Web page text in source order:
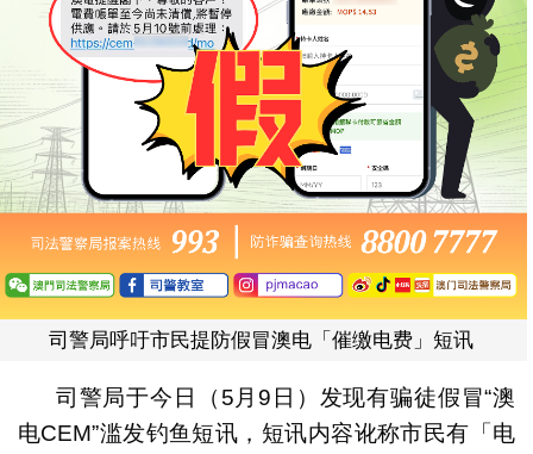
司警局呼吁市民提防假冒澳电「催缴电费」短讯
司警局于今日（5月9日）发现有骗徒假冒“澳
电CEM”滥发钓鱼短讯，短讯内容讹称市民有「电